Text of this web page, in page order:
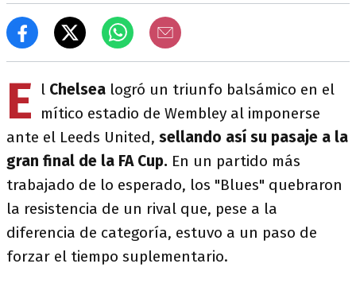
E l Chelsea logró un triunfo balsámico en el
mítico estadio de Wembley al imponerse
ante el Leeds United, sellando así su pasaje a la
gran final de la FA Cup. En un partido más
trabajado de lo esperado, los "Blues" quebraron
la resistencia de un rival que, pese a la
diferencia de categoría, estuvo a un paso de
forzar el tiempo suplementario.